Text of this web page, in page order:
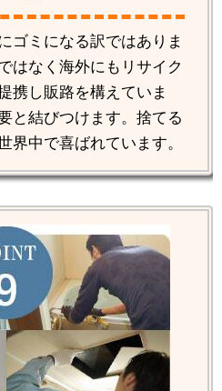
ゴミになる訳ではありま
はなく海外にもリサイク
携し販路を構えていま
と結びつけます。捨てる
界中で喜ばれています。